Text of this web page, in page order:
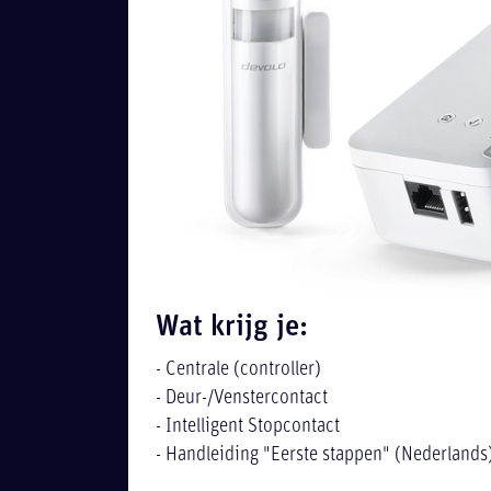
Wat krijg je:
- Centrale (controller)
- Deur-/Venstercontact
- Intelligent Stopcontact
- Handleiding "Eerste stappen"